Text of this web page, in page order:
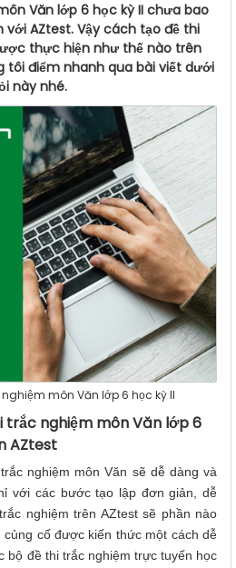
Văn lớp 6 học kỳ II chưa bao
với AZtest. Vậy cách tạo đề thi
thực hiện như thế nào trên
tôi điểm nhanh qua bài viết dưới
này nhé.
môn Văn lớp 6 học kỳ II
trắc nghiệm môn Văn lớp 6
AZtest
nghiệm môn Văn sẽ dễ dàng và
với các bước tạo lập đơn giản, dễ
nghiệm trên AZtest sẽ phần nào
cố được kiến thức một cách dễ
bộ đề thi trắc nghiệm trực tuyến học